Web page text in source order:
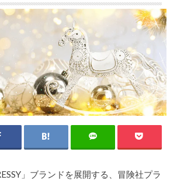
」ブランドを展開する、冒険社プラ